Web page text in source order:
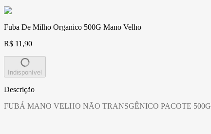
Fuba De Milho Organico 500G Mano Velho
R$ 11,90
Indisponível
Descrição
FUBÁ MANO VELHO NÃO TRANSGÊNICO PACOTE 500G